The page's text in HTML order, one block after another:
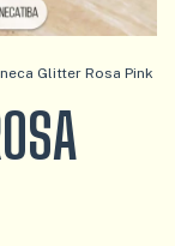
Glitter Rosa Pink